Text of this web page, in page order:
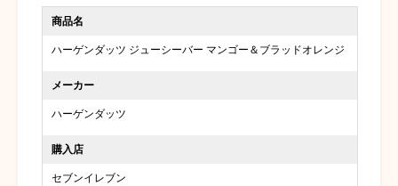
商品名
ハーゲンダッツ ジューシーバー マンゴー＆ブラッドオレンジ
メーカー
ハーゲンダッツ
購入店
セブンイレブン